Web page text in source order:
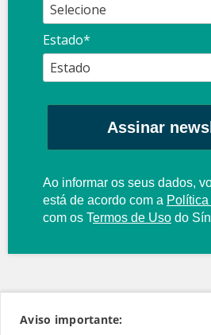
Estado*
Assinar
Ao informar os seus dados,
está de acordo com a
com os Termos de Uso do
Aviso importante: